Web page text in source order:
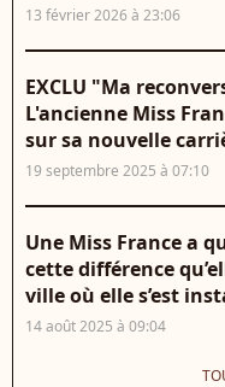
13 février 2026 à 23:06
EXCLU "Ma
L'ancienne Miss
sur sa nouvelle
19 septembre 2025 à 07:10
Une Miss France a
cette différence
ville où elle s’est
14 août 2025 à 09:04